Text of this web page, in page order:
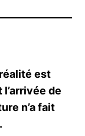
est
de
n’a fait